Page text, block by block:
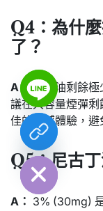
Q4：為什
了？
A：當煙油剩餘極
議在大容量煙彈剩
佳的口感體驗，避
Q5：尼古
A： 3% (30mg)
Hide
chaty